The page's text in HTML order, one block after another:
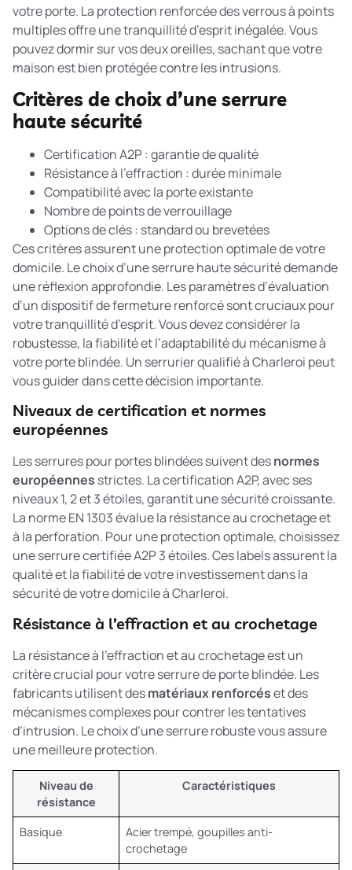
votre porte. La protection renforcée des verrous à points
multiplesoffre une tranquillité d’esprit inégalée. Vous
pouvez dormir sur vos deux oreilles, sachant que votre
maison est bien protégée contre les intrusions.
Critères de choix d’une serrure
haute sécurité
Certification A2P : garantie de qualité
Résistance à l’effraction : durée minimale
Compatibilité avec la porte existante
Nombre de points de verrouillage
Options de clés : standard ou brevetées
Ces critères assurent une protection optimale de votre
domicile. Le choix d’une serrure haute sécurité demande
une réflexion approfondie. Lesparamètres d’évaluation
d’un dispositif de fermeture renforcésont cruciaux pour
votre tranquillité d’esprit. Vous devez considérer la
robustesse, la fiabilité et l’adaptabilité du mécanisme à
votre porte blindée. Un serrurier qualifié à Charleroi peut
vous guider dans cette décision importante.
Niveaux de certification et normes
européennes
Les serrures pour portes blindées suivent desnormes
européennes strictes. La certification A2P, avec ses
niveaux 1, 2 et 3 étoiles, garantit une sécurité croissante.
La norme EN 1303 évalue la résistance au crochetage et
à la perforation. Pour une protection optimale, choisissez
une serrure certifiée A2P 3 étoiles. Ces labels assurent la
qualité et la fiabilité de votre investissement dans la
sécurité de votre domicile à Charleroi.
Résistance à l’effraction et au crochetage
La résistance à l’effraction et au crochetage est un
critère crucial pour votre serrure de porte blindée. Les
fabricants utilisent desmatériaux renforcéset des
mécanismes complexes pour contrer les tentatives
d’intrusion. Le choix d’une serrure robuste vous assure
une meilleure protection.
Niveau de
résistance
Caractéristiques
Basique
Acier trempé, goupilles anti-
crochetage